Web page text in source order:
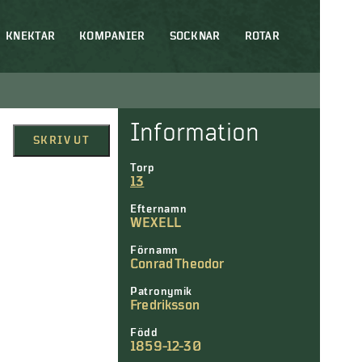
KNEKTAR KOMPANIER SOCKNAR ROTAR
SKRIV UT Information
Torp
13
Efternamn
WEXELL
Förnamn
Conrad Theodor
Patronymik
Fredriksson
Född
1859-12-30